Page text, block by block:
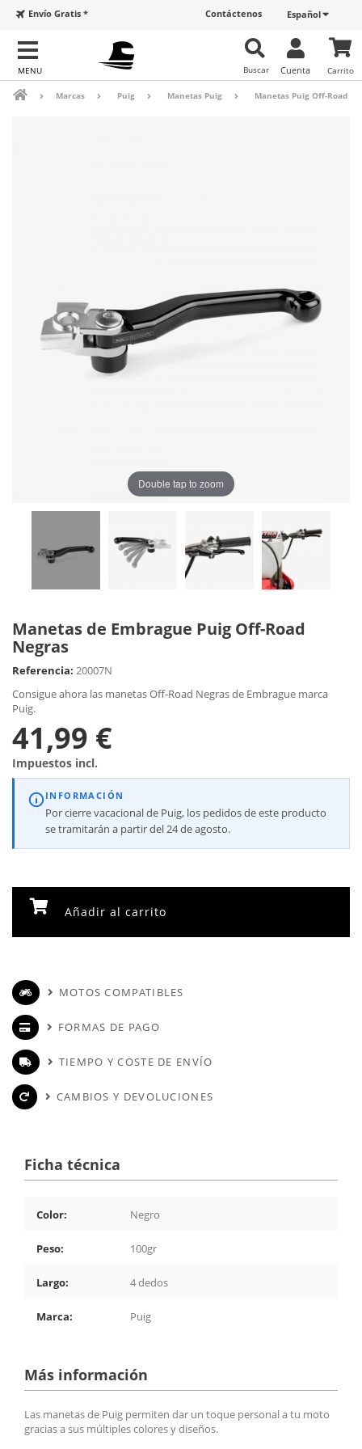
Español
Contáctenos
Envío Gratis *
Carrito
Cuenta
Buscar
Marcas Puig Manetas Puig Manetas Puig Off-Road
Double tap to zoom
Manetas de Embrague Puig Off-Road
Negras
Referencia: 20007N
Consigue ahora las manetas Off-Road Negras de Embrague marca
Puig.
41,99 €
Impuestos incl.
INFORMACIÓN
Por cierre vacacional de Puig, los pedidos de este producto
se tramitarán a partir del 24 de agosto.
Añadir al carrito
MOTOS COMPATIBLES
FORMAS DE PAGO
TIEMPO Y COSTE DE ENVÍO
CAMBIOS Y DEVOLUCIONES
Ficha técnica
Color: Negro
Peso: 100gr
Largo: 4 dedos
Marca: Puig
Más información
Las manetas de Puig permiten dar un toque personal a tu moto
gracias a sus múltiples colores y diseños.